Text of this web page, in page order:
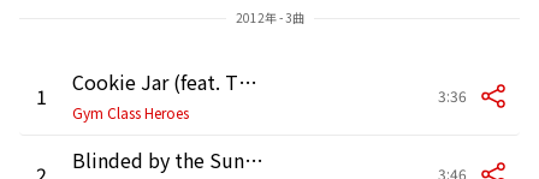
2012年 - 3曲
1 Cookie Jar (feat. The-Dream)
Gym Class Heroes
3:36
Blinded by the Sun (STRESSed Out Remix) 3:46